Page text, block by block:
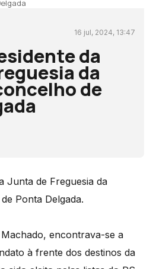
16 jul, 2024, 13:47
da
da
de
Junta de Freguesia da
Ponta Delgada.
encontrava-se a
à frente dos destinos da